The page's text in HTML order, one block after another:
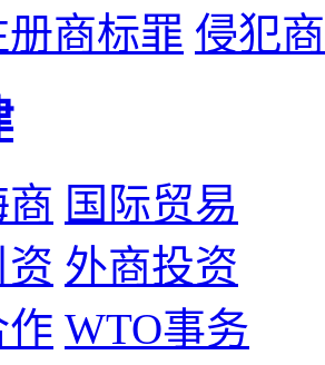
商标罪 侵犯
国际贸易
外商投资
WTO事务